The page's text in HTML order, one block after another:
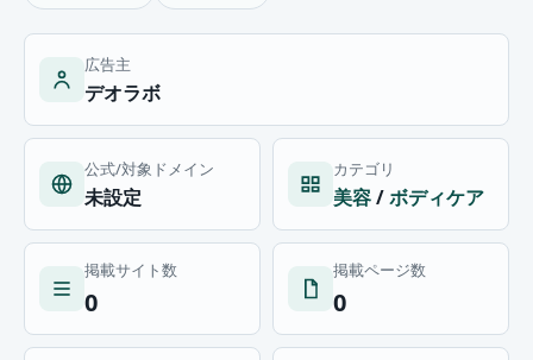
広告主
デオラボ
公式/対象ドメイン
未設定
カテゴリ
美容/ボディケア
掲載サイト数
0
掲載ページ数
0